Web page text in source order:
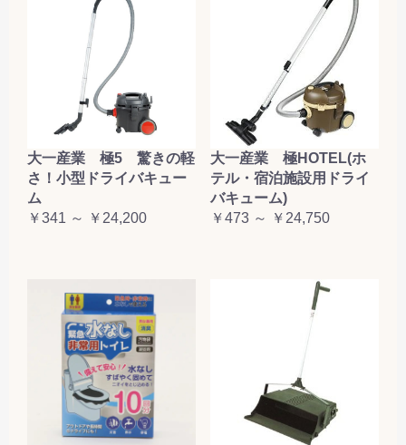
大一産業 極5 驚きの軽
さ！小型ドライバキュー
ム
￥341 ～ ￥24,200
大一産業 極HOTEL(ホ
テル・宿泊施設用ドライ
バキューム)
￥473 ～ ￥24,750